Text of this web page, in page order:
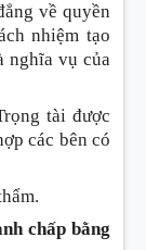
về quyền
nhiệm tạo
nghĩa vụ của
tài được
các bên có
chấp bằng